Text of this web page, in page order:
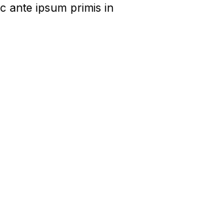
ante ipsum primis in